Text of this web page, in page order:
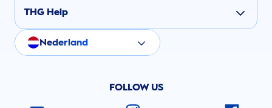
THG Help
Nederland
FOLLOW US